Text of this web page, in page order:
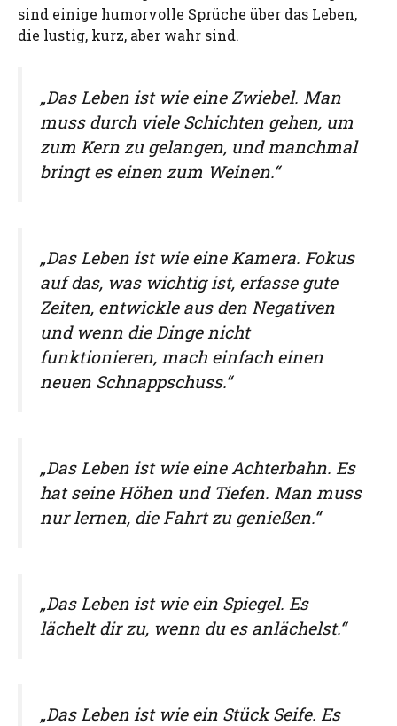
sind einige humorvolle Sprüche über das Leben,
die lustig, kurz, aber wahr sind.
„Das Leben ist wie eine Zwiebel. Man
muss durch viele Schichten gehen, um
zum Kern zu gelangen, und manchmal
bringt es einen zum Weinen.“
„Das Leben ist wie eine Kamera. Fokus
auf das, was wichtig ist, erfasse gute
Zeiten, entwickle aus den Negativen
und wenn die Dinge nicht
funktionieren, mach einfach einen
neuen Schnappschuss.“
„Das Leben ist wie eine Achterbahn. Es
hat seine Höhen und Tiefen. Man muss
nur lernen, die Fahrt zu genießen.“
„Das Leben ist wie ein Spiegel. Es
lächelt dir zu, wenn du es anlächelst.“
„Das Leben ist wie ein Stück Seife. Es